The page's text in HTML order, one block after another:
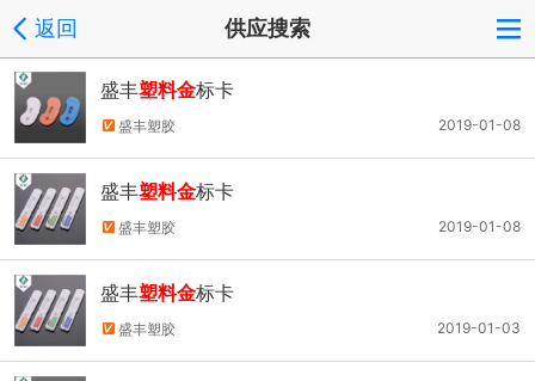
返回 供应搜索
盛丰塑料金标卡
2019-01-08
盛丰塑胶
盛丰塑料金标卡
2019-01-08
盛丰塑胶
盛丰塑料金标卡
2019-01-03
盛丰塑胶